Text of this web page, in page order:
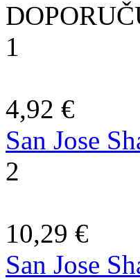
1
4,92 €
San Jose
2
10,29 €
San Jose